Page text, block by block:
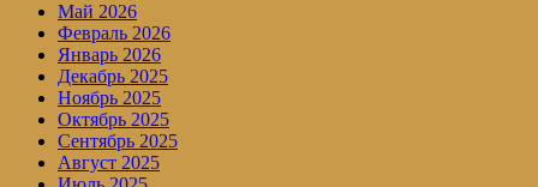
Май 2026
Февраль 2026
Январь 2026
Декабрь 2025
Ноябрь 2025
Октябрь 2025
Сентябрь 2025
Август 2025